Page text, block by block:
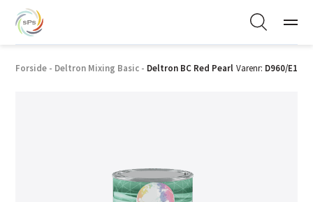
Forside - Deltron Mixing Basic - Deltron BC Red Pearl Varenr: D960/E1